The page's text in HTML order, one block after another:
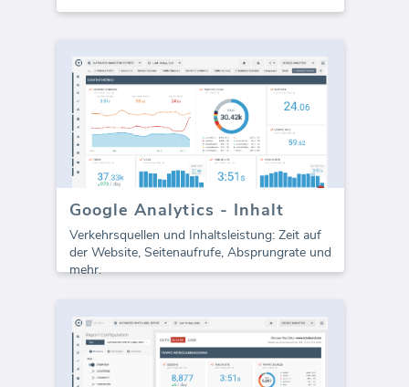
Google Analytics - Inhalt
Verkehrsquellen und Inhaltsleistung: Zeit auf
der Website, Seitenaufrufe, Absprungrate und
mehr.